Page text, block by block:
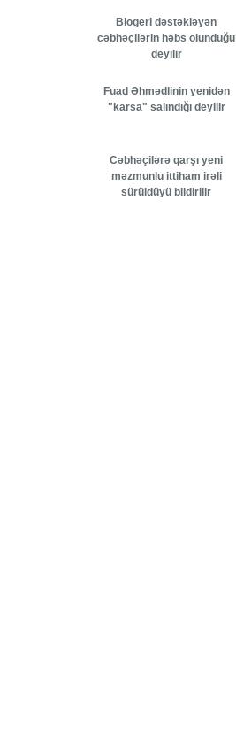
Blogeri dəstəkləyən
cəbhəçilərin həbs olunduğu
deyilir
Fuad Əhmədlinin yenidən
"karsa" salındığı deyilir
Cəbhəçilərə qarşı yeni
məzmunlu ittiham irəli
sürüldüyü bildirilir